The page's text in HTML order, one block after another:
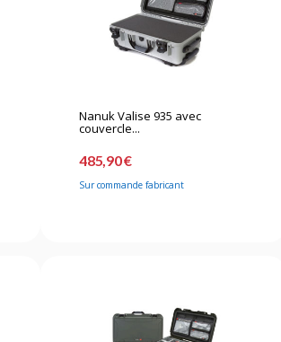
Nanuk Valise 935 avec
couvercle...
485,90 €
Sur commande fabricant